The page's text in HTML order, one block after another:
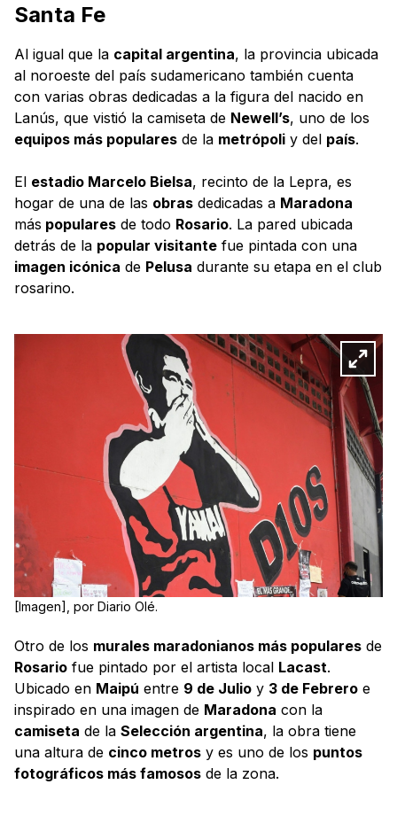
Santa Fe
Al igual que la capital argentina, la provincia ubicada
al noroeste del país sudamericano también cuenta
con varias obras dedicadas a la figura del nacido en
Lanús, que vistió la camiseta de Newell’s, uno de los
equipos más populares de la metrópoli y del país.
El estadio Marcelo Bielsa, recinto de la Lepra, es
hogar de una de las obras dedicadas a Maradona
más populares de todo Rosario. La pared ubicada
detrás de la popular visitante fue pintada con una
imagen icónica de Pelusa durante su etapa en el club
rosarino.
[Imagen], por Diario Olé.
Otro de los murales maradonianos más populares de
Rosario fue pintado por el artista local Lacast.
Ubicado en Maipú entre 9 de Julio y 3 de Febrero e
inspirado en una imagen de Maradona con la
camiseta de la Selección argentina, la obra tiene
una altura de cinco metros y es uno de los puntos
fotográficos más famosos de la zona.